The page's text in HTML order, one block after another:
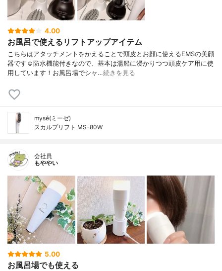
4.00
お風呂で使えるリフトアップアイテム
こちらはアタッチメントをかえることで頭皮とお顔に使えるEMSの美顔
器です☺️防水機能付きなので、基本は湯船に浸かりつつ頭皮ケア用に使
用しています！お風呂場でシャ…続きを見る
mysé(ミーゼ)
スカルプリフト MS-80W
会社員
もややい
5.00
お風呂場でも使える